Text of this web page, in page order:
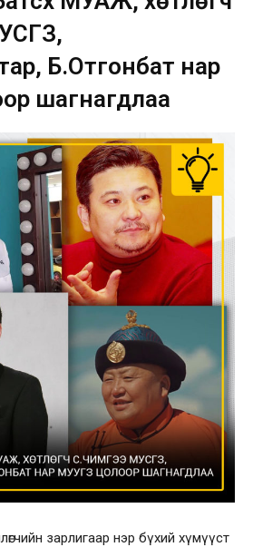
Б.Отгонбат нар
шагнагдлаа
зарлигаар нэр бүхий хүмүүст